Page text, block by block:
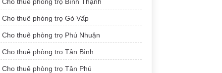
Cho thuê phòng trọ Gò Vấp
Cho thuê phòng trọ Phú Nhuận
Cho thuê phòng trọ Tân Bình
Cho thuê phòng trọ Tân Phú